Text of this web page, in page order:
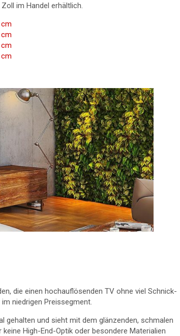
im Handel erhältlich.
die einen hochauflösenden TV ohne viel Schnick-
niedrigen Preissegment.
gehalten und sieht mit dem glänzenden, schmalen
High-End-Optik oder besondere Materialien